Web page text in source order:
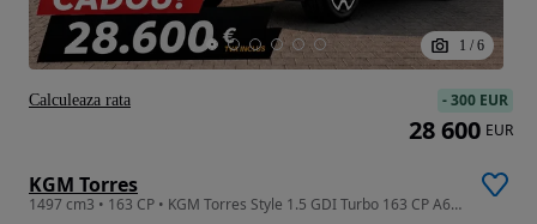
1 / 6
KGM Torres
1497 cm3 • 163 CP • KGM Torres Style 1.5 GDI Turbo 163 CP A6 - GARANTIE 10Ani !
-300 EUR
28 600 EUR
Calculeaza rata